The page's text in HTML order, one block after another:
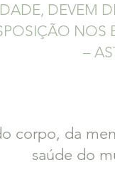
DEVEM
NOS
–
corpo, da
saúde do